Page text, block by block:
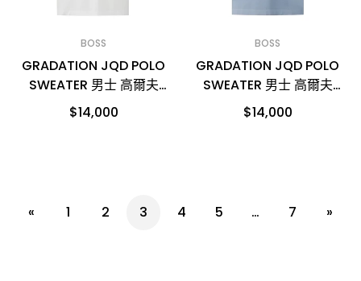
BOSS
GRADATION JQD POLO
SWEATER 男士 高爾夫
POLO衫
$14,000
BOSS
GRADATION JQD POLO
SWEATER 男士 高爾夫
POLO衫
$14,000
« 1 2 3 4 5 … 7 »